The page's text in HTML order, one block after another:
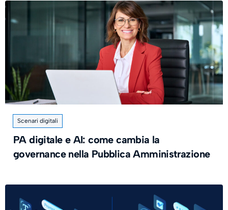
Scenari digitali
PA digitale e AI: come cambia la
governance nella Pubblica Amministrazione